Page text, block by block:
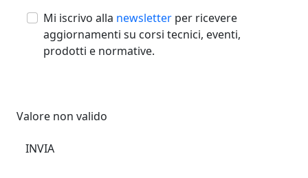
Mi iscrivo alla newsletter per ricevere
aggiornamenti su corsi tecnici, eventi,
prodotti e normative.
Valore non valido
INVIA